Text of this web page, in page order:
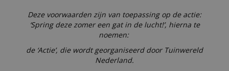
Deze voorwaarden zijn van toepassing op de actie:
‘Spring deze zomer een gat in de lucht!’, hierna te
noemen:
de ‘Actie’, die wordt georganiseerd door Tuinwereld
Nederland.